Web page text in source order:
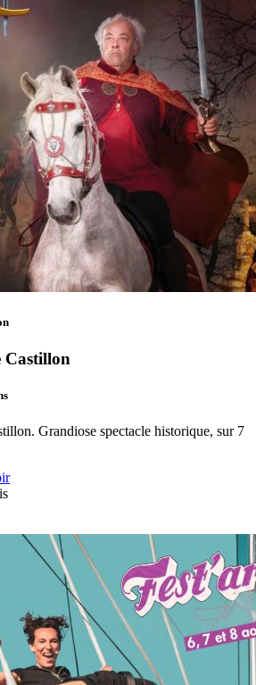
Castillon
Grandiose spectacle historique, sur 7